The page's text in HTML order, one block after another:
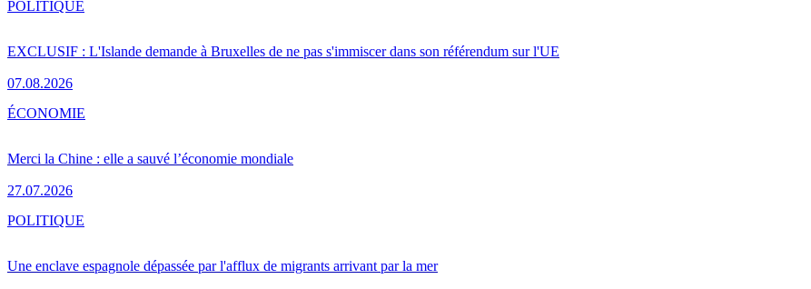
EXCLUSIF : L'Islande demande à Bruxelles de ne pas s'immiscer dans son référendum sur l'UE
07.08.2026
POLITIQUE
Merci la Chine : elle a sauvé l’économie mondiale
27.07.2026
ÉCONOMIE
Une enclave espagnole dépassée par l'afflux de migrants arrivant par la mer
POLITIQUE